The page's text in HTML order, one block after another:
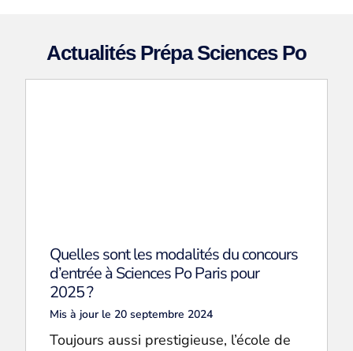
Actualités Prépa Sciences Po
Quelles sont les modalités du concours
d’entrée à Sciences Po Paris pour
2025 ?
Mis à jour le 20 septembre 2024
Toujours aussi prestigieuse, l’école de